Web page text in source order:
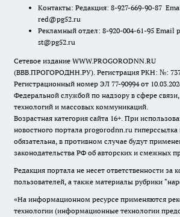
Контакты: Редакция: 8-927-669-90-87
red@pg52.ru
Рекламный отдел: 8-920-004-61-95 Email
st@pg52.ru
Сетевое издание WWW.PROGORODNN.RU
(ВВВ.ПРОГОРОДНН.РУ). Регистрация РКН: №:
Регистрационный номер ЭЛ 77-90994 от
Федеральной службой по надзору в сфере
технологий и массовых коммуникаций.
Возрастная категория сайта 16+. При
новостного портала progorodnn.ru гиперссылка
обязательна, в противном случае будут
законодательства РФ об авторских и смежных
Редакция портала не несет ответственности за
пользователей, а также материалы рубрики
«На информационном ресурсе применяются
технологии (информационные технологии